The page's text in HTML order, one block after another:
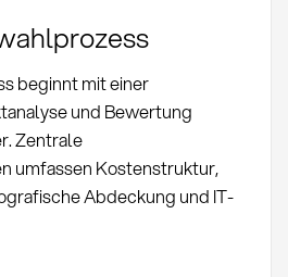
beginnt mit einer
und Bewertung
Zentrale
umfassen Kostenstruktur,
Abdeckung und IT-